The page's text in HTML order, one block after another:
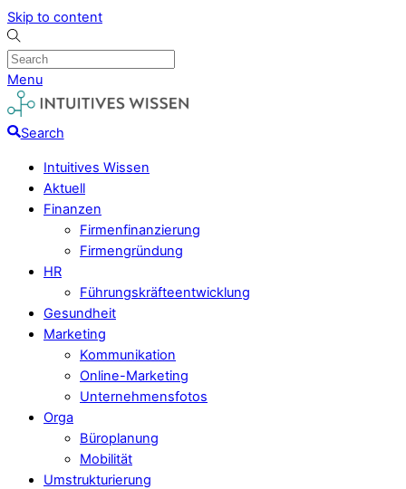
Skip to content
Menu
Search
Intuitives Wissen
Aktuell
Finanzen
Firmenfinanzierung
Firmengründung
HR
Führungskräfteentwicklung
Gesundheit
Marketing
Kommunikation
Online-Marketing
Unternehmensfotos
Orga
Büroplanung
Mobilität
Umstrukturierung